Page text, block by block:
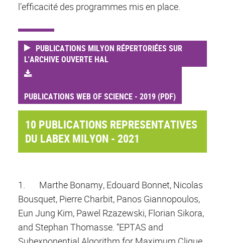
l’efficacité des programmes mis en place.
PUBLICATIONS MILYON RÉPERTORIÉES SUR
L'ARCHIVE OUVERTE HAL
PUBLICATIONS WEB OF SCIENCE - 2019 (PDF)
10 PUBLICATIONS REPRESENTATIVES
DU LABEX MILYON - 2021
1.
Marthe Bonamy, Edouard Bonnet, Nicolas
Bousquet, Pierre Charbit, Panos Giannopoulos,
Eun Jung Kim, Pawel Rzazewski, Florian Sikora,
and Stephan Thomasse. “EPTAS and